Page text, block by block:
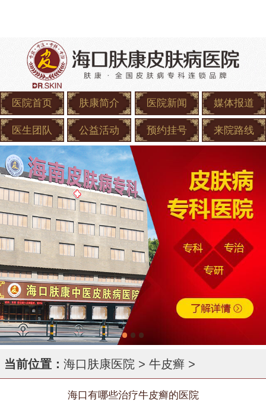
医院首页 肤康简介 医院新闻 媒体报道
医生团队 公益活动 预约挂号 来院路线
当前位置： 海口肤康医院 > 牛皮癣 >
海口有哪些治疗牛皮癣的医院